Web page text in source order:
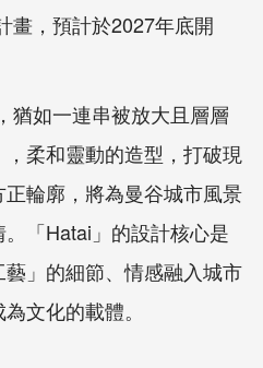
畫，預計於2027年底開
猶如一連串被放大且層層
柔和靈動的造型，打破現
輪廓，將為曼谷城市風景
「Hatai」的設計核心是
」的細節、情感融入城市
文化的載體。